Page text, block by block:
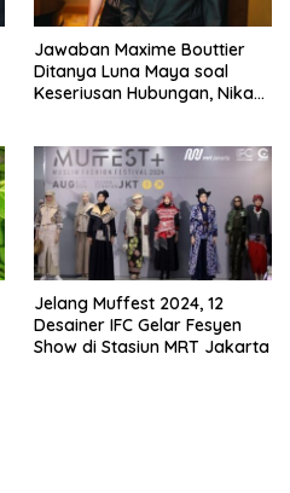
Jawaban Maxime Bouttier
Ditanya Luna Maya soal
Keseriusan Hubungan, Nikah
Jelang Muffest 2024, 12
Desainer IFC Gelar Fesyen
Show di Stasiun MRT Jakarta